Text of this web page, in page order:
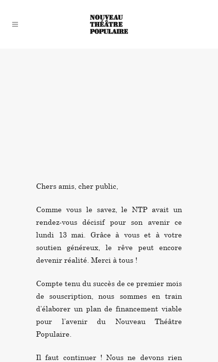
Chers amis, cher public,
Comme vous le savez, le NTP avait un
rendez-vous décisif pour son avenir ce
lundi 13 mai. Grâce à vous et à votre
soutien généreux, le rêve peut encore
devenir réalité. Merci à tous !
Compte tenu du succès de ce premier mois
de souscription, nous sommes en train
d’élaborer un plan de financement viable
pour l’avenir du Nouveau Théâtre
Populaire.
Il faut continuer ! Nous ne devons rien